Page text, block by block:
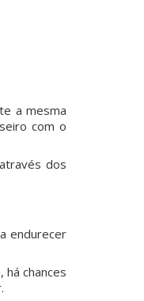
a mesma
com o
dos
endurecer
chances